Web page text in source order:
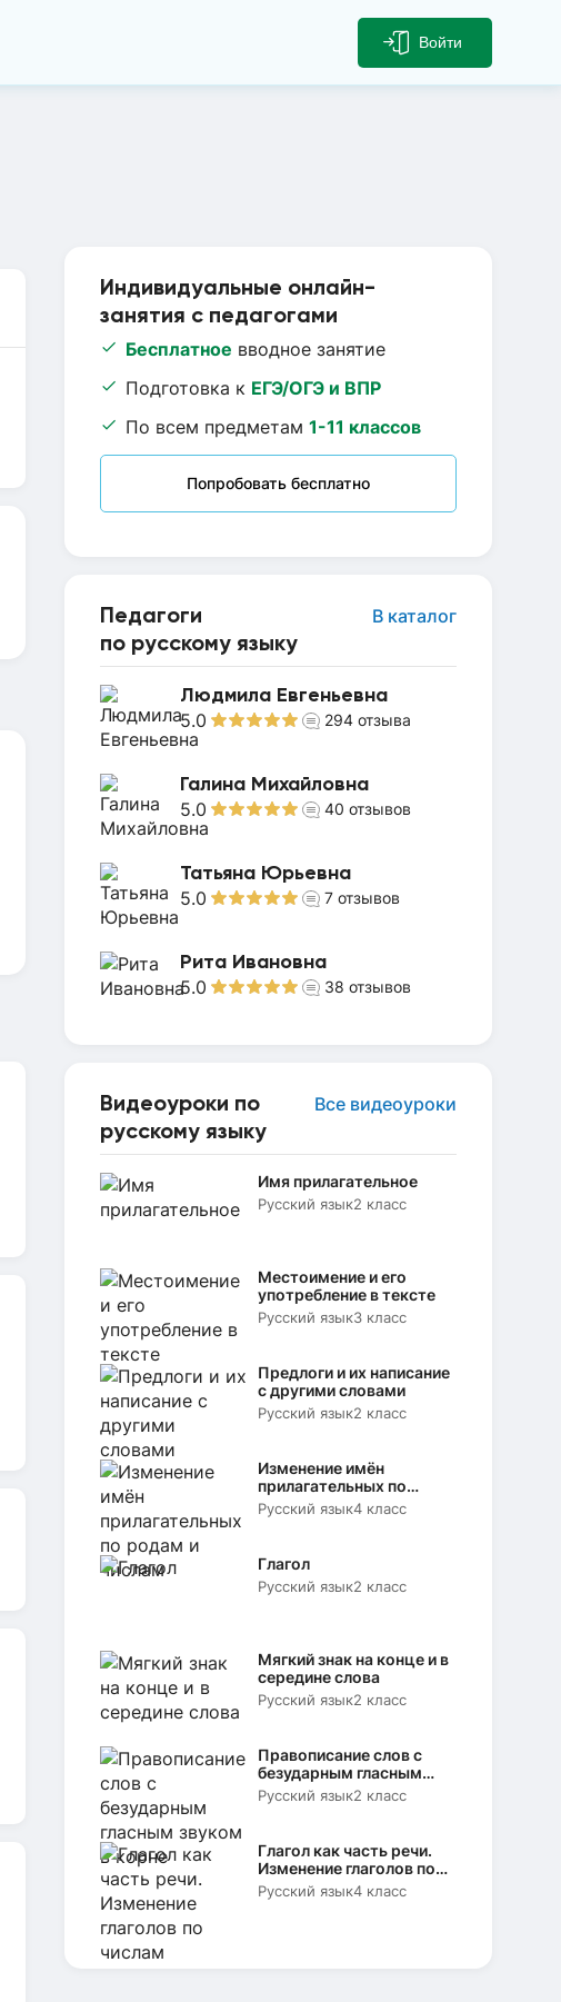
Войти
Индивидуальные онлайн-
занятия с педагогами
Бесплатное вводное занятие
Подготовка к ЕГЭ/ОГЭ и ВПР
По всем предметам 1-11 классов
Попробовать бесплатно
Педагоги
по русскому языку
В каталог
Людмила Евгеньевна
5.0 294 отзыва
Галина Михайловна
5.0 40 отзывов
Татьяна Юрьевна
5.0 7 отзывов
Рита Ивановна
5.0 38 отзывов
Видеоуроки по
русскому языку
Все видеоуроки
Имя прилагательное
Русский язык2 класс
Местоимение и его
употребление в тексте
Русский язык3 класс
Предлоги и их написание
с другими словами
Русский язык2 класс
Изменение имён
прилагательных по
родам и числам
Русский язык4 класс
Глагол
Русский язык2 класс
Мягкий знак на конце и в
середине слова
Русский язык2 класс
Правописание слов с
безударным гласным
звуком в корне
Русский язык2 класс
Глагол как часть речи.
Изменение глаголов по
числам
Русский язык4 класс